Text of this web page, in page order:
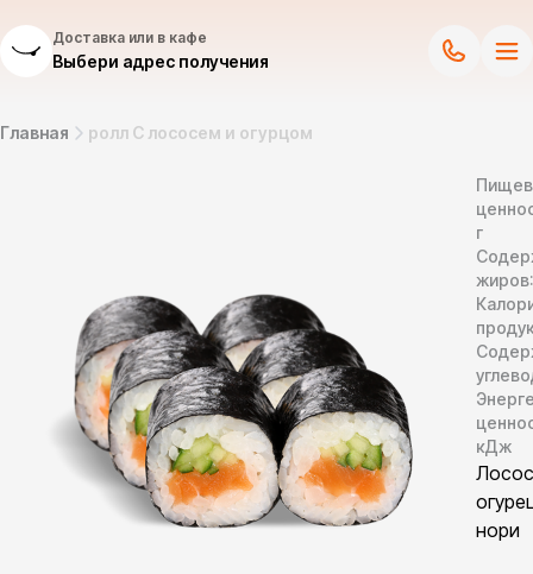
Доставка или в кафе
Выбери адрес получения
Главная ролл С лососем и огурцом
г
кДж
нори